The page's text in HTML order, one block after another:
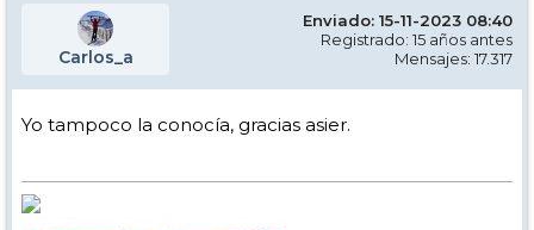
Carlos_a
Enviado: 15-11-2023 08:40
Registrado: 15 años antes
Mensajes: 17.317
Yo tampoco la conocía, gracias asier.